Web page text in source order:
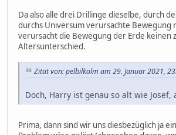
Da also alle drei Drillinge dieselbe, durch
durchs Universum verursachte Bewegung
verursacht die Bewegung der Erde keinen
Altersunterschied.
Zitat von: pelbilkolm am 29. Januar 2021,
Doch, Harry ist genau so alt wie Josef,
Prima, dann sind wir uns diesbezüglich ja